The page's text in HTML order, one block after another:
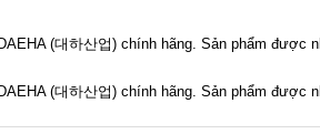
(대하산업) chính hãng. Sản phẩm
(대하산업) chính hãng. Sản phẩm